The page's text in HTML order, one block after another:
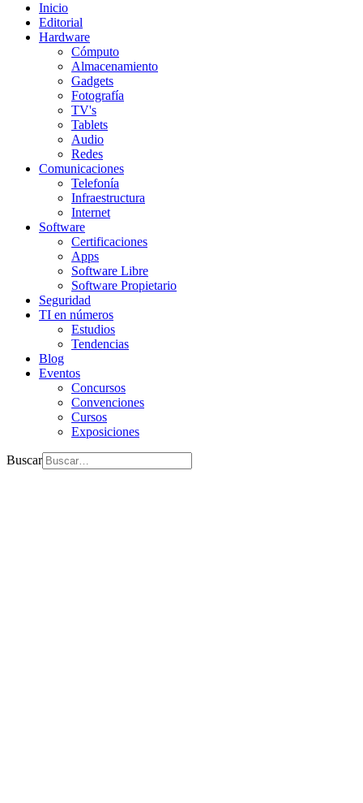
Inicio
Editorial
Hardware
Cómputo
Almacenamiento
Gadgets
Fotografía
TV's
Tablets
Audio
Redes
Comunicaciones
Telefonía
Infraestructura
Internet
Software
Certificaciones
Apps
Software Libre
Software Propietario
Seguridad
TI en números
Estudios
Tendencias
Blog
Eventos
Concursos
Convenciones
Cursos
Exposiciones
Buscar